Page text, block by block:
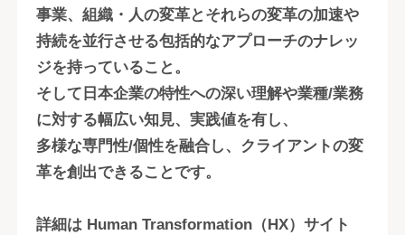
事業、組織・人の変革とそれらの変革の加速や
持続を並行させる包括的なアプローチのナレッ
ジを持っていること。
そして日本企業の特性への深い理解や業種/業務
に対する幅広い知見、実践値を有し、
多様な専門性/個性を融合し、クライアントの変
革を創出できることです。
詳細は Human Transformation（HX）サイト